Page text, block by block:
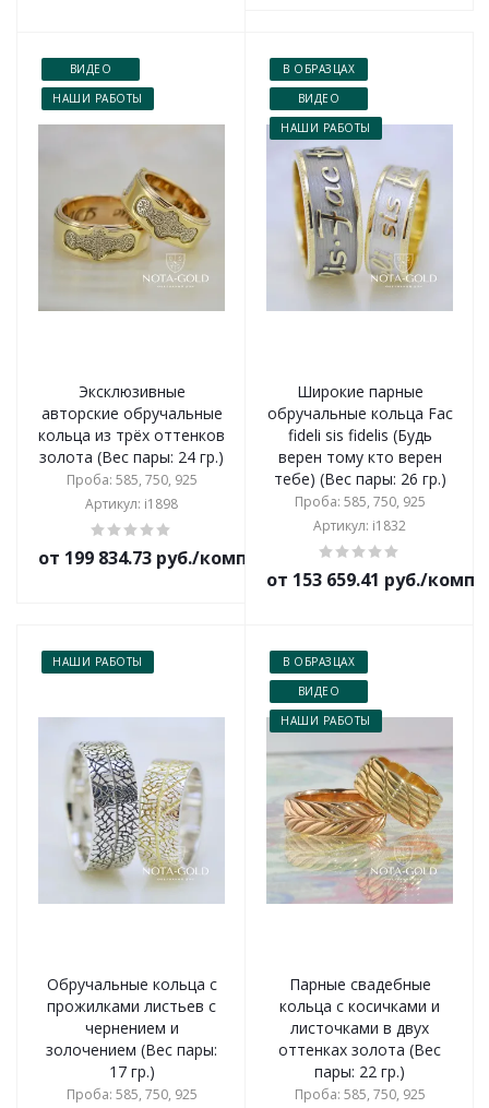
ВИДЕО
НАШИ РАБОТЫ
Эксклюзивные
авторские обручальные
кольца из трёх оттенков
золота (Вес пары: 24 гр.)
Проба: 585, 750, 925
Артикул: i1898
от 199 834.73 руб./комплект
В ОБРАЗЦАХ
ВИДЕО
НАШИ РАБОТЫ
Широкие парные
обручальные кольца Fac
fideli sis fidelis (Будь
верен тому кто верен
тебе) (Вес пары: 26 гр.)
Проба: 585, 750, 925
Артикул: i1832
от 153 659.41 руб./
НАШИ РАБОТЫ
Обручальные кольца с
прожилками листьев с
чернением и
золочением (Вес пары:
17 гр.)
Проба: 585, 750, 925
В ОБРАЗЦАХ
ВИДЕО
НАШИ РАБОТЫ
Парные свадебные
кольца с косичками и
листочками в двух
оттенках золота (Вес
пары: 22 гр.)
Проба: 585, 750, 925